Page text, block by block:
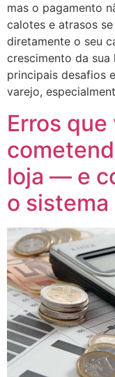
mas o pagamento
calotes e atrasos
diretamente o seu
crescimento da sua
principais desafios
varejo,
Erros
loja — e
o